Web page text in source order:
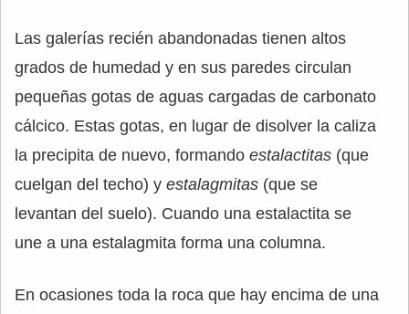
Las galerías recién abandonadas tienen altos
grados de humedad y en sus paredes circulan
pequeñas gotas de aguas cargadas de carbonato
cálcico. Estas gotas, en lugar de disolver la caliza
la precipita de nuevo, formando estalactitas (que
cuelgan del techo) y estalagmitas (que se
levantan del suelo). Cuando una estalactita se
une a una estalagmita forma una columna.
En ocasiones toda la roca que hay encima de una